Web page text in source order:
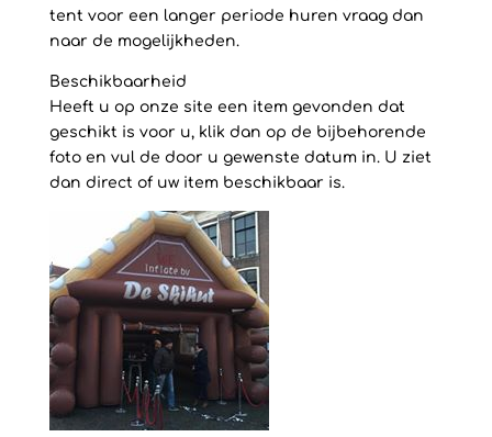
tent voor een langer periode huren vraag dan
naar de mogelijkheden.
Beschikbaarheid
Heeft u op onze site een item gevonden dat
geschikt is voor u, klik dan op de bijbehorende
foto en vul de door u gewenste datum in. U ziet
dan direct of uw item beschikbaar is.